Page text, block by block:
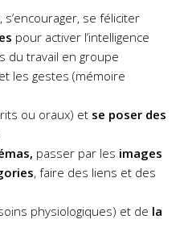
, s’encourager, se féliciter
pour activer l’intelligence
du travail en groupe
et les gestes (mémoire
ou oraux) et se poser des
passer par les images
, faire des liens et des
physiologiques) et de la